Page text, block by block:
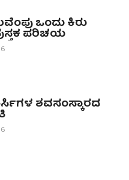
ಒಂದು ಕಿರು
ಪರಿಚಯ
ಶವಸಂಸ್ಕಾರದ